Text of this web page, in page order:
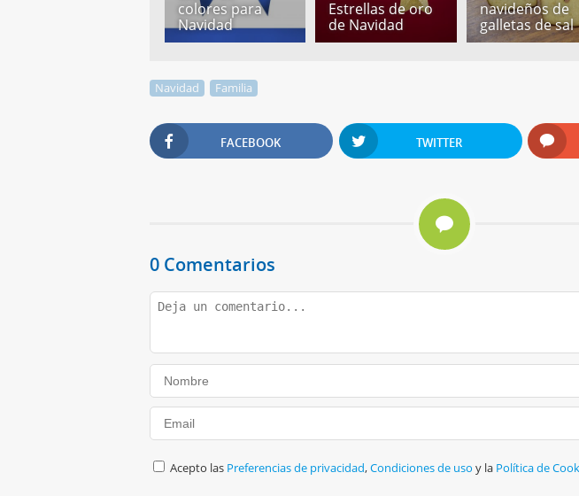
colores para
Navidad
Estrellas de oro
de Navidad
navideños de
galletas de sal
Navidad Familia
FACEBOOK TWITTER
0 Comentarios
Acepto las Preferencias de privacidad,Condiciones de usoy la Política de